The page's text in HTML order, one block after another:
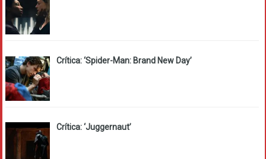
Crítica: ‘Spider-Man: Brand New Day’
Crítica: ‘Juggernaut’